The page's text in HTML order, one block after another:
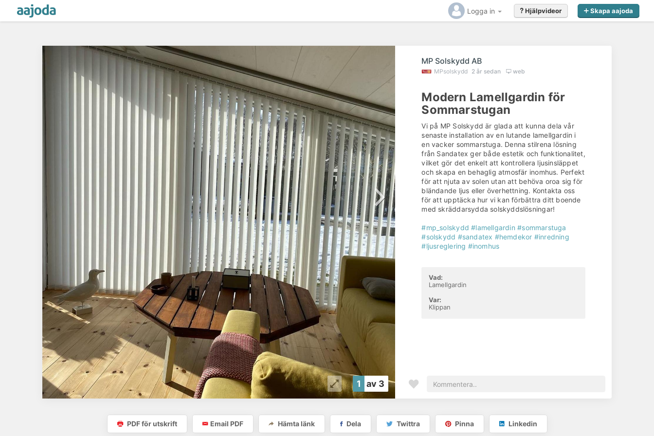
Logga in Skapa aajoda
Hjälpvideor
1 av 3
MP Solskydd AB
MPsolskydd 2 år sedan web
Modern Lamellgardin för
Sommarstugan
Vi på MP Solskydd är glada att kunna dela vår
senaste installation av en lutande lamellgardin i
en vacker sommarstuga. Denna stilrena lösning
från Sandatex ger både estetik och funktionalitet,
vilket gör det enkelt att kontrollera ljusinsläppet
och skapa en behaglig atmosfär inomhus. Perfekt
för att njuta av solen utan att behöva oroa sig för
bländande ljus eller överhettning. Kontakta oss
för att upptäcka hur vi kan förbättra ditt boende
med skräddarsydda solskyddslösningar!
#mp_solskydd #lamellgardin #sommarstuga
#solskydd #sandatex #hemdekor #inredning
#ljusreglering #inomhus
Vad:
Lamellgardin
Var:
Klippan
PDF för utskrift Email PDF Hämta länk Dela Twittra Pinna Linkedin